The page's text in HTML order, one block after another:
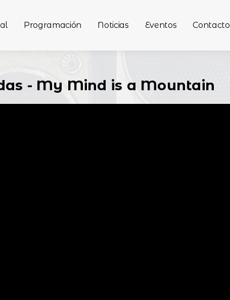
Programación Noticias Eventos Contacto
- My Mind is a Mountain